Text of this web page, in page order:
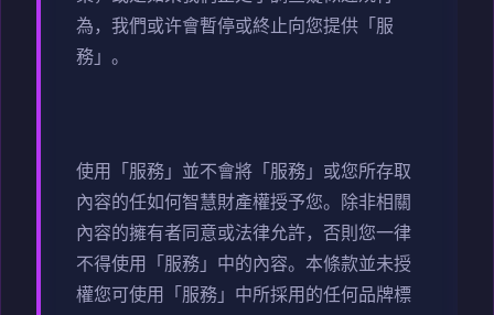
為，我們或许會暫停或終止向您提供「服
務」。
使用「服務」並不會將「服務」或您所存取
內容的任如何智慧財產權授予您。除非相關
內容的擁有者同意或法律允許，否則您一律
不得使用「服務」中的內容。本條款並未授
權您可使用「服務」中所採用的任何品牌標